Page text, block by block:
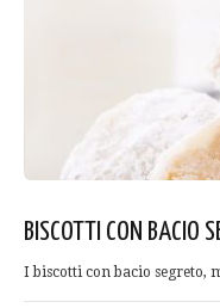
BISCOTTI CON BACIO
I biscotti con bacio segreto,